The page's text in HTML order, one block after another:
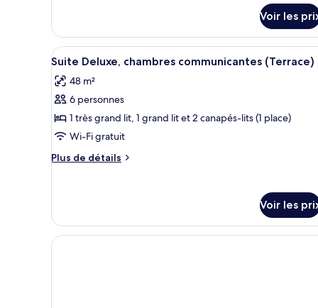
le
type
de
Suite
Voir les
Afficher
toutes
les
photos
pour
ce
type
de
Deluxe,
chambres
communicantes
Une salle de bain avec un
11
Suite Deluxe, chambres communicantes (Terrace)
48 m²
6 personnes
1 très grand lit, 1 grand lit et 2 canapés-lits (1 place)
Wi-Fi gratuit
Plus de détails
Plus
type
de
chambre
Voir les